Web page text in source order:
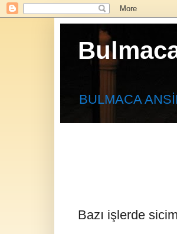
BULMACA
Bazı işlerde